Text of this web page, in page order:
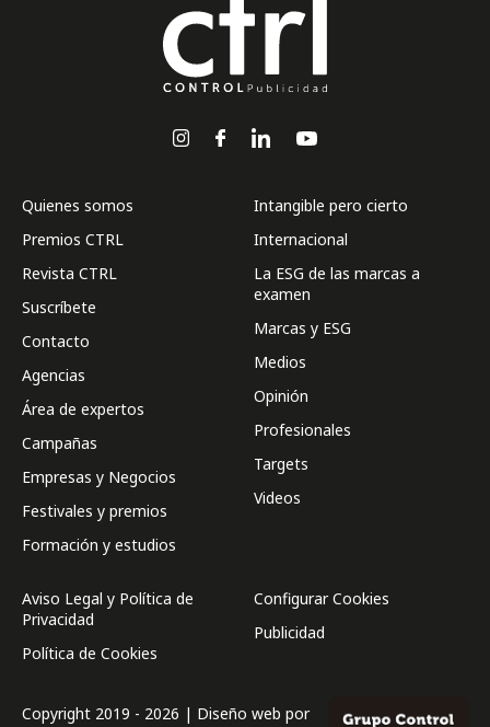
Quienes somos
Premios CTRL
Revista CTRL
Suscríbete
Contacto
Agencias
Área de expertos
Campañas
Empresas y Negocios
Festivales y premios
Formación y estudios
Intangible pero cierto
Internacional
La ESG de las marcas a
examen
Marcas y ESG
Medios
Opinión
Profesionales
Targets
Videos
Aviso Legal y Política de
Privacidad
Política de Cookies
Configurar Cookies
Publicidad
Copyright 2019 - 2026 | Diseño web por